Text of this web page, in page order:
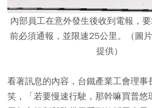
內部員工在意外發生後收到電報，
前必須通報，並限速25公里。（圖
提供）
看著訊息的內容，台鐵產業工會理事
笑，「若要慢速行駛，那幹嘛買普悠